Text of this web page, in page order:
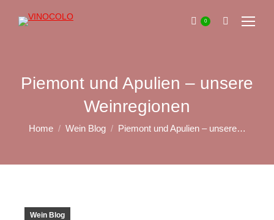
0 Search:
Piemont und Apulien – unsere
Weinregionen
You are here:
Home Wein Blog Piemont und Apulien – unsere…
Wein Blog